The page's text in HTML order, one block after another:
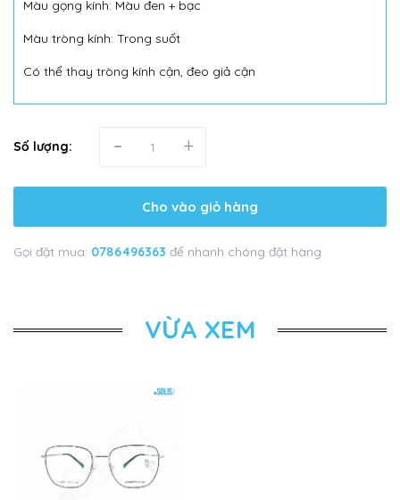
Màu gọng kính: Màu đen + bạc
Màu tròng kính: Trong suốt
Có thể thay tròng kính cận, đeo giả cận
Số lượng: - +
Cho vào giỏ hàng
Gọi đặt mua: 0786496363 để nhanh chóng đặt hàng
VỪA XEM